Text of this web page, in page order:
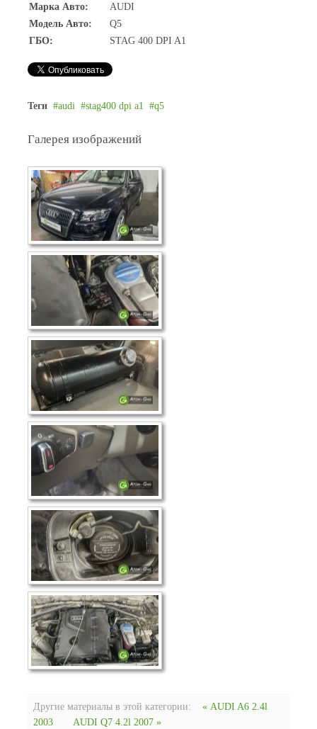
Марка Авто:
AUDI
Модель Авто:
Q5
ГБО:
STAG 400 DPI A1
Теги audi stag400 dpi a1 q5
Галерея изображений
Другие материалы в этой категории:
« AUDI A6 2.4l
2003
AUDI Q7 4.2l 2007 »